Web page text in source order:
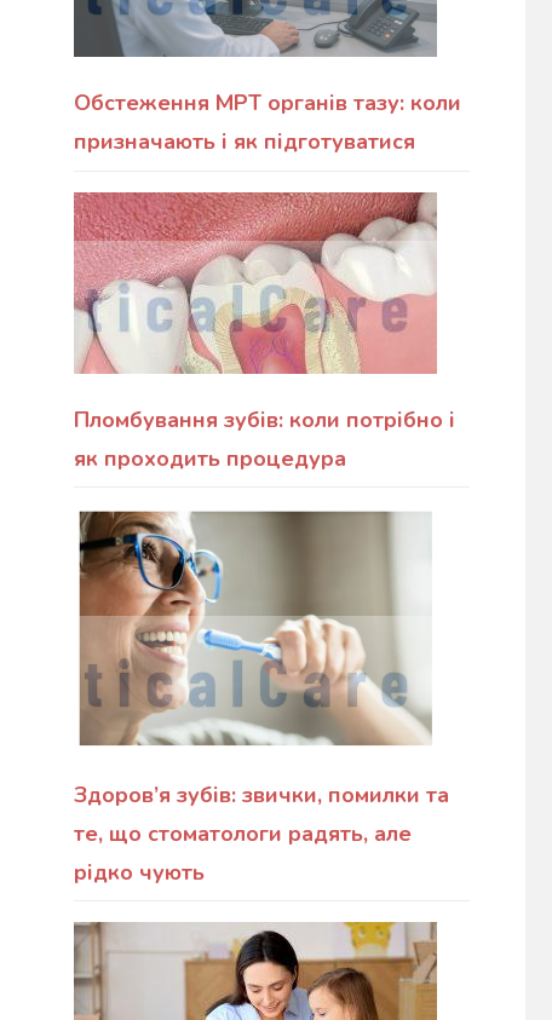
Обстеження МРТ органів тазу: коли
призначають і як підготуватися
Пломбування зубів: коли потрібно і
як проходить процедура
Здоров’я зубів: звички, помилки та
те, що стоматологи радять, але
рідко чують